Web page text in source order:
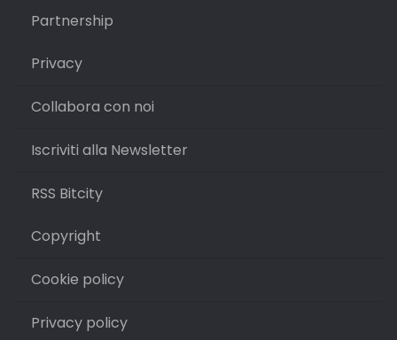
Partnership
Privacy
Collabora con noi
Iscriviti alla Newsletter
RSS Bitcity
Copyright
Cookie policy
Privacy policy